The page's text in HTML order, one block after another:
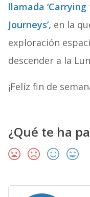
llamada
Journeys’, en la
exploración
descender a la
¡Felíz fin de
¿Qué te ha